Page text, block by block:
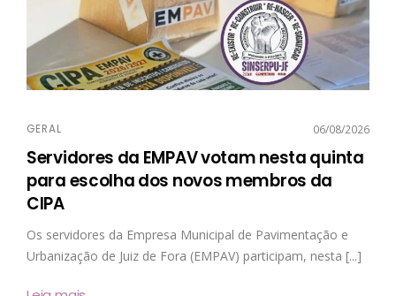
GERAL 06/08/2026
Servidores da EMPAV votam nesta quinta
para escolha dos novos membros da
CIPA
Os servidores da Empresa Municipal de Pavimentação e
Urbanização de Juiz de Fora (EMPAV) participam, nesta [...]